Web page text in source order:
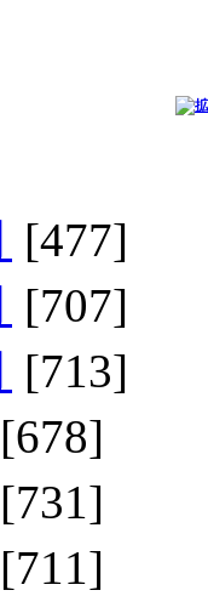
[477]
[707]
[713]
[678]
[731]
[711]